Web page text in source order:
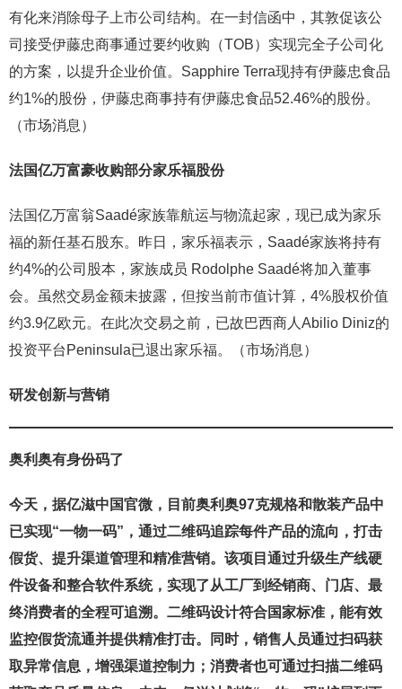
有化来消除母子上市公司结构。在一封信函中，其敦促该公
司接受伊藤忠商事通过要约收购（TOB）实现完全子公司化
的方案，以提升企业价值。Sapphire Terra现持有伊藤忠食品
约1%的股份，伊藤忠商事持有伊藤忠食品52.46%的股份。
（市场消息）
法国亿万富豪收购部分家乐福股份
法国亿万富翁Saadé家族靠航运与物流起家，现已成为家乐
福的新任基石股东。昨日，家乐福表示，Saadé家族将持有
约4%的公司股本，家族成员 Rodolphe Saadé将加入董事
会。虽然交易金额未披露，但按当前市值计算，4%股权价值
约3.9亿欧元。在此次交易之前，已故巴西商人Abilio Diniz的
投资平台Peninsula已退出家乐福。（市场消息）
研发创新与营销
奥利奥有身份码了
今天，据亿滋中国官微，目前奥利奥97克规格和散装产品中
已实现“一物一码”，通过二维码追踪每件产品的流向，打击
假货、提升渠道管理和精准营销。该项目通过升级生产线硬
件设备和整合软件系统，实现了从工厂到经销商、门店、最
终消费者的全程可追溯。二维码设计符合国家标准，能有效
监控假货流通并提供精准打击。同时，销售人员通过扫码获
取异常信息，增强渠道控制力；消费者也可通过扫描二维码